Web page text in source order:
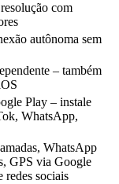
com
autônoma sem
– também
Play – instale
WhatsApp,
WhatsApp
GPS via Google
redes sociais